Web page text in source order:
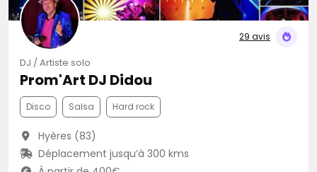
29 avis
DJ / Artiste solo
Prom'Art DJ Didou
Disco Salsa Hard rock
Hyères (83)
Déplacement jusqu’à 300 kms